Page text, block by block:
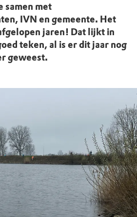
samen met
IVN en gemeente. Het
jaren! Dat lijkt in
teken, al is er dit jaar nog
geweest.